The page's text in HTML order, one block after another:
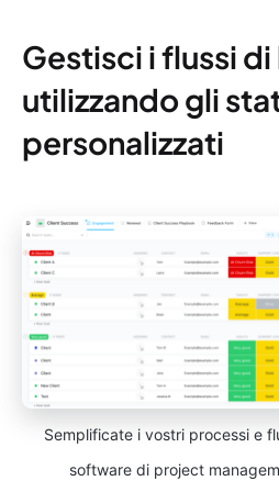
Gestisci i flussi
utilizzando gli
personalizzati
Semplificate i vostri processi e
software di project